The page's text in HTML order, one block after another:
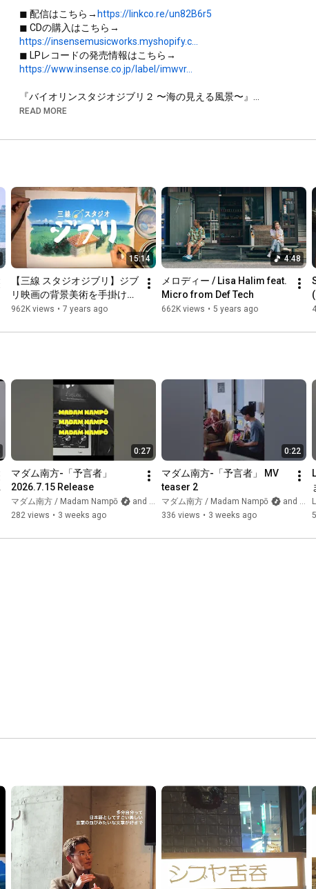
◼︎ 配信はこちら→ https://linkco.re/un82B6r5
https://insensemusicworks.myshopify.c...
◼︎ LPレコードの発売情報はこちら→
https://www.insense.co.jp/label/imwvr...
『バイオリンスタジオジブリ２ 〜海の見える風景〜』
スタジオジブリ映画の名曲を、クラシックをベースとする藝大
癒しのアレンジと演奏でお届けするインスト・カバーアルバ
今回はバイオリンとピアノによるクラシック・スタイルの演
奏。ジブリ映画の海のシーン、海が舞台の映画で印象的に使わ
れた楽曲をメインにカバーしました。いつまでも聴いていたい
スタジオジブリ作品の名曲達を再現します。
ジャケットのアートワークは、スタジオジブリ作品の背景を手
がける画家、渡邊洋一とジブリ出身のアニメーター山田伸一郎
による描き下ろしジャケット!
ジャケットイラストの背景の下絵から完成まで、ほぼノーカッ
トの製作工程を収録曲に乗せてお届けします。癒しのBGMとし
てお楽しみください。
02. マーニー 「思い出のマーニー」より (
02:51)
03. さよならの夏~コクリコ坂から 「コクリコ坂から」より
04. 杏奈 「思い出のマーニー」より (
)
05. 風になる 「猫の恩返し」より (
06. やさしさに包まれたなら 「魔女の宅急便」より (14:21
07. サクランボの実る頃 「紅の豚」より (16:46)
08. 朝ごはんの歌 「コクリコ坂から」より (
09. 時の歌 「ゲド戦記」より (
21:10 )
10. Fine On The Outside 「思い出のマーニー」より (
アレンジ：Lisako Oshima (大島理紗子)
作品詳細→https://www.insense.co.jp/label/violi...
https://www.insense.co.jp/label_cate/...
------------------------------------------------------------
■Follow Lisako Oshima (大島理紗子)
OFFICIAL SITE：https://b-island.co.jp/message
READ MORE
15:14
【三線 スタジオジブリ】ジブ
リ映画の背景美術を手掛ける
背景画家による描き下ろしイ
Ghibli Okinawa 지브리 吉卜力
962K views • 7 years ago
4:48
メロディー / Lisa Halim feat.
Micro from Def Tech
662K views • 5 years ago
0:27
マダム南方-「予言者」
2026.7.15 Release
マダム南方 / Madam Nampō
and INSENSE MUSIC WORKS INC.
282 views • 3 weeks ago
0:22
マダム南方-「予言者」 MV
teaser 2
マダム南方 / Madam Nampō
and INSENSE MUSIC WORKS INC.
336 views • 3 weeks ago